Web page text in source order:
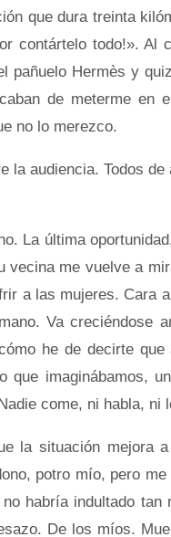
que dura treinta
contártelo todo!».
pañuelo Hermès y
de meterme
no lo merezco.
la audiencia. Todos
La última
me vuelve a
a las mujeres. Cara
Va creciéndose
he de decirte
que imaginábamos,
come, ni habla, ni
la situación mejora
potro mío, pero
habría indultado
De los míos.